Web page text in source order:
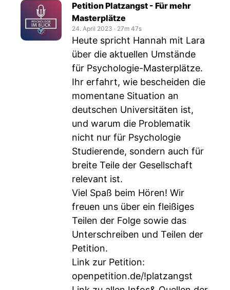
Petition Platzangst - Für mehr
Masterplätze
24. April 2023 ‧ 27m 47s
Heute spricht Hannah mit Lara
über die aktuellen Umstände
für Psychologie-Masterplätze.
Ihr erfahrt, wie bescheiden die
momentane Situation an
deutschen Universitäten ist,
und warum die Problematik
nicht nur für Psychologie
Studierende, sondern auch für
breite Teile der Gesellschaft
relevant ist.
Viel Spaß beim Hören! Wir
freuen uns über ein fleißiges
Teilen der Folge sowie das
Unterschreiben und Teilen der
Petition.
Link zur Petition:
openpetition.de/!platzangst